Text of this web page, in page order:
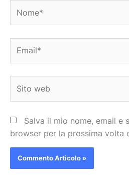
web
Salva il mio nome, email e
browser per la prossima volta